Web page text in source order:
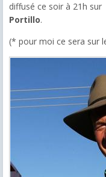
diffusé ce soir à 21h
Portillo.
(* pour moi ce sera sur